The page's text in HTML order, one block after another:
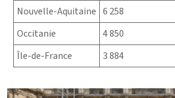
Nouvelle-Aquitaine 6 258
Occitanie
4 850
Île-de-France
3 884